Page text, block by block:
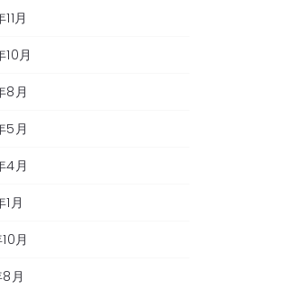
月
月
8月
5月
4月
月
月
月